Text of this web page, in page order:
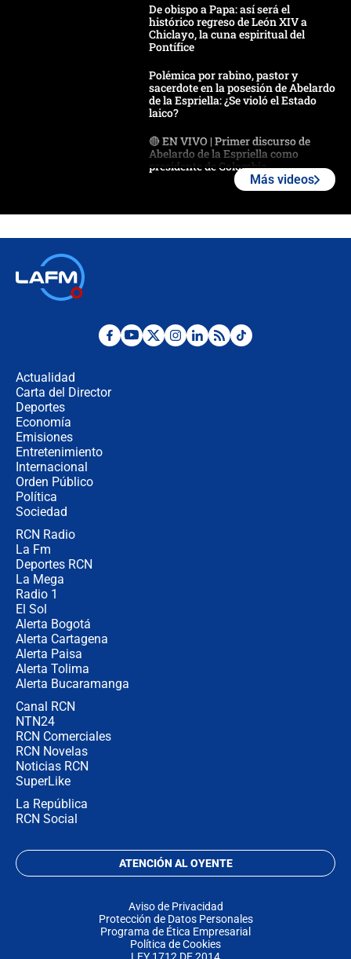
De obispo a Papa: así será el
histórico regreso de León XIV a
Chiclayo, la cuna espiritual del
Pontífice
Polémica por rabino, pastor y
sacerdote en la posesión de Abelardo
de la Espriella: ¿Se violó el Estado
laico?
🔴 EN VIVO | Primer discurso de
Abelardo de la Espriella como
presidente de Colombia
Desde dermatitis hasta infecciones:
Más videos
Actualidad
Carta del Director
Deportes
Economía
Emisiones
Entretenimiento
Internacional
Orden Público
Política
Sociedad
RCN Radio
La Fm
Deportes RCN
La Mega
Radio 1
El Sol
Alerta Bogotá
Alerta Cartagena
Alerta Paisa
Alerta Tolima
Alerta Bucaramanga
Canal RCN
NTN24
RCN Comerciales
RCN Novelas
Noticias RCN
SuperLike
La República
RCN Social
ATENCIÓN AL OYENTE
Aviso de Privacidad
Protección de Datos Personales
Programa de Ética Empresarial
Política de Cookies